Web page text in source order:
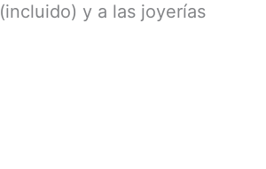
(incluido) y a las joyerías